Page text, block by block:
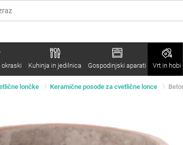
okraski Kuhinja in jedilnica Gospodinjski aparati Vrt in hobi
lončke Keramične posode za cvetlične lonce